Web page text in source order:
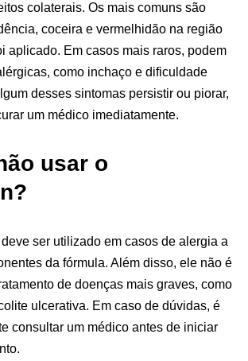
colaterais. Os mais comuns são
coceira e vermelhidão na região
aplicado. Em casos mais raros, podem
como inchaço e dificuldade
desses sintomas persistir ou piorar,
um médico imediatamente.
usar o
ser utilizado em casos de alergia a
da fórmula. Além disso, ele não é
de doenças mais graves, como
ulcerativa. Em caso de dúvidas, é
consultar um médico antes de iniciar